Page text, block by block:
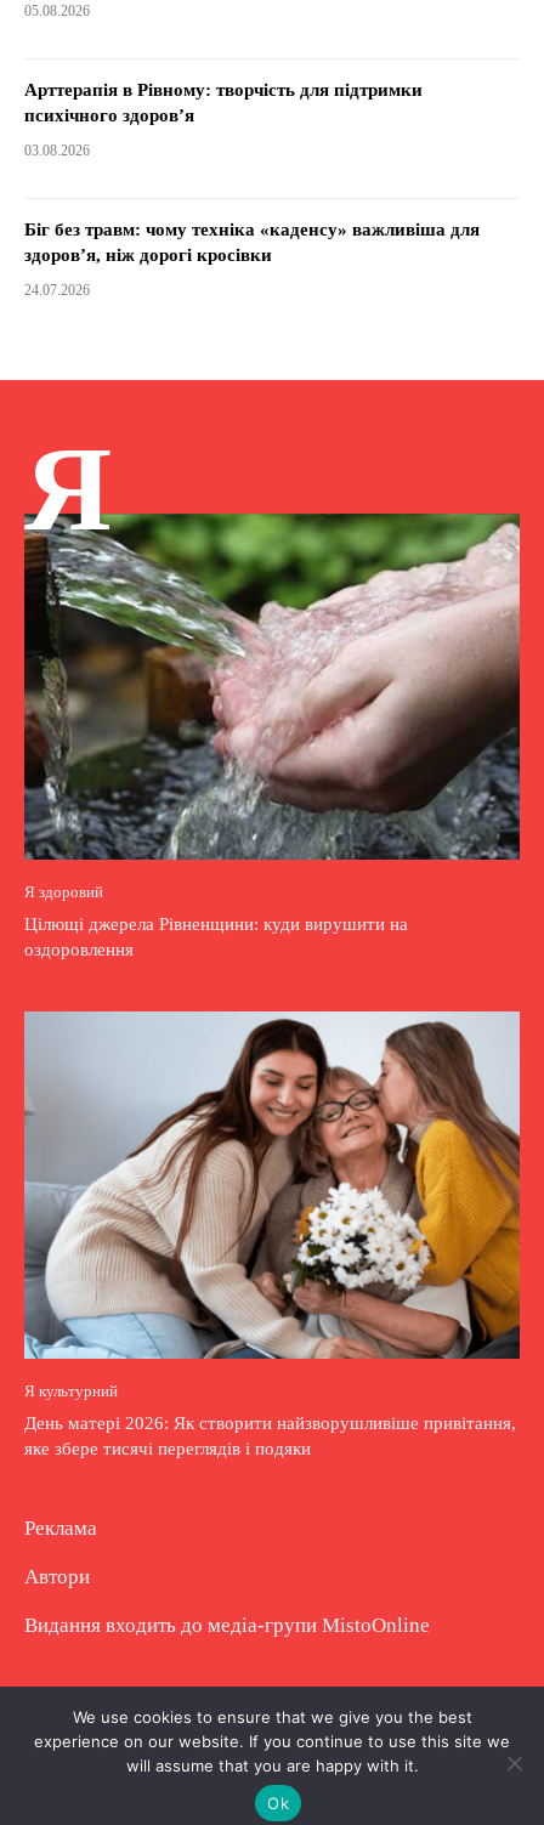
05.08.2026
Арттерапія в Рівному: творчість для підтримки
психічного здоров’я
03.08.2026
Біг без травм: чому техніка «каденсу» важливіша для
здоров’я, ніж дорогі кросівки
24.07.2026
Я
Я здоровий
Цілющі джерела Рівненщини: куди вирушити на
оздоровлення
Я культурний
День матері 2026: Як створити найзворушливіше привітання,
яке збере тисячі переглядів і подяки
Реклама
Автори
Видання входить до медіа-групи MistoOnline
Copyright © Повне використання матеріалу
заборонено. Частково можна з гіперпосиланням.
We use cookies to ensure that we give you the best
experience on our website. If you continue to use this site we
will assume that you are happy with it.
Ok